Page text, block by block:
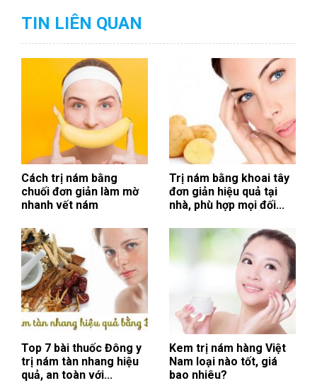
TIN LIÊN QUAN
Cách trị nám bằng
chuối đơn giản làm mờ
nhanh vết nám
Trị nám bằng khoai tây
đơn giản hiệu quả tại
nhà, phù hợp mọi đối...
Top 7 bài thuốc Đông y
trị nám tàn nhang hiệu
quả, an toàn với...
Kem trị nám hàng Việt
Nam loại nào tốt, giá
bao nhiêu?